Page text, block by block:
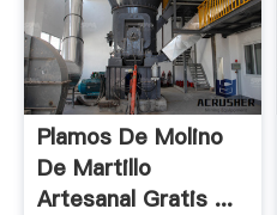
Plamos De Molino
De Martillo
Artesanal Gratis ...